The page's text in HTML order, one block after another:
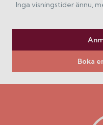
Inga visningstider ännu,
Boka